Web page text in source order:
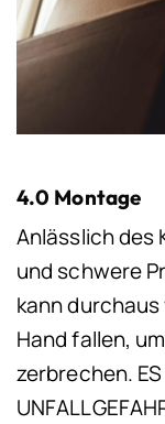
4.0 Montage
Anlässlich des
und schwere
kann
Hand fallen,
zerbrechen. ES